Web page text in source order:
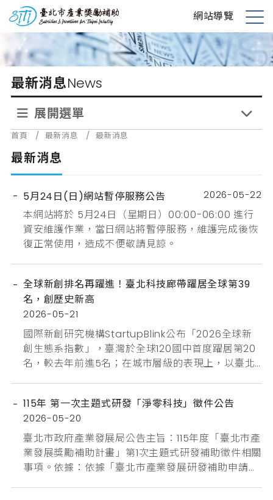
到
要
內
台北市產業獎勵補助 網站導覽
展
開
選
單
最新消息News
展開選單
首頁 / 最新消息 / 最新消息
最新消息
5月24日(日)網站暫停服務公告 2026-05-22
本網站將於 5月24日（星期日）00:00-06:00 進行
資安維護作業，當日網站將暫停服務，維護完成後恢
復正常使用，造成不便敬請見諒。
全球新創排名再躍進！臺北科技廊帶躍居全球第39
名，創歷史新高
2026-05-21
國際新創研究機構StartupBlink公布「2026全球新
創生態系指數」，臺灣於全球120國中首度躍居第20
名，較去年前進5名；在城市層級的表現上，以臺北
網」（Hardware & IoT）領域排名全球第7，顯示以
臺北為門戶的科技產業聚落實力與充沛能量。臺北市
政府將持續以產業發展獎勵補助政策工具...
115年 第一次主題式研發「淨零科技」徵件公告
2026-05-20
臺北市政府產業發展局公告主旨：115年度「臺北市產
業發展獎勵補助計畫」第1次主題式研發補助徵件相關
事項。依據：依據「臺北市產業發展研發補助申請須